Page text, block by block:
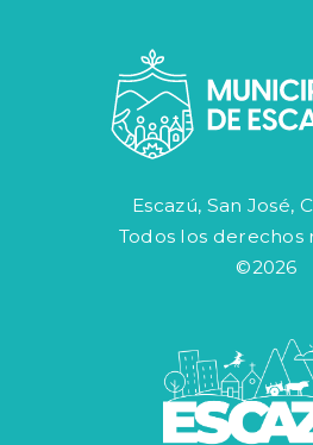
Escazú, San José,
Todos los derechos
©2026